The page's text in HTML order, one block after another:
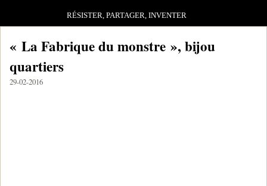
RÉSISTER, PARTAGER, INVENTER
« La Fabrique du monstre », bijou
quartiers
29-02-2016